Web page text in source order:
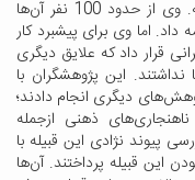
آن‌ها را مستعد دیابت کرده است یا نه. وی از حدود 100 نفر آن‌ها
اما وی برای پیشبرد کار
قرار داد که علایق دیگری
این پژوهشگران با
دیگری انجام دادند؛
ذهنی ازجمله
پیوند نژادی این قبیله با
این قبیله پرداختند. آن‌ها